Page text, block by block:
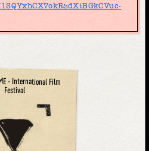
- International Film
Festival